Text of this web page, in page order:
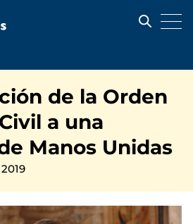
de la Orden
a una
Manos Unidas